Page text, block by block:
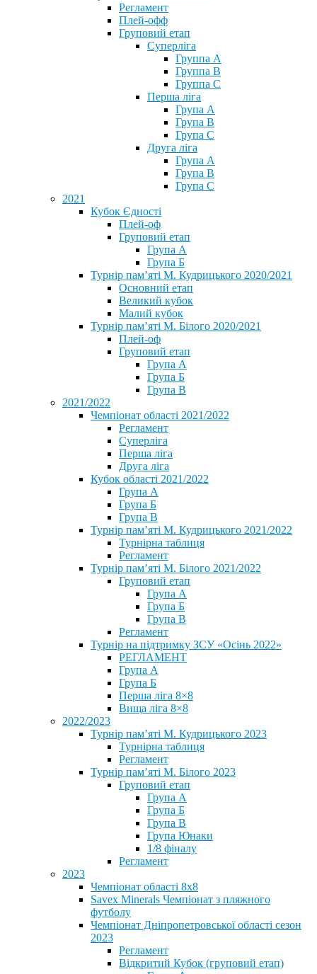
Регламент
Плей-офф
Груповий етап
Суперліга
Группа A
Группа B
Группа C
Перша ліга
Група A
Група B
Група C
Друга ліга
Група A
Група B
Група C
2021
Кубок Єдності
Плей-оф
Груповий етап
Група А
Група Б
Турнір пам’яті М. Кудрицького 2020/2021
Основний етап
Великий кубок
Малий кубок
Турнір пам’яті М. Білого 2020/2021
Плей-оф
Груповий етап
Група А
Група Б
Група В
2021/2022
Чемпіонат області 2021/2022
Регламент
Суперліга
Перша ліга
Друга ліга
Кубок області 2021/2022
Група А
Група Б
Група В
Турнір пам’яті М. Кудрицького 2021/2022
Турнірна таблиця
Регламент
Турнір пам’яті М. Білого 2021/2022
Груповий етап
Група А
Група Б
Група В
Регламент
Турнір на підтримку ЗСУ «Осінь 2022»
РЕГЛАМЕНТ
Група А
Група Б
Перша ліга 8×8
Вища ліга 8×8
2022/2023
Турнір пам’яті М. Кудрицького 2023
Турнірна таблиця
Регламент
Турнір пам’яті М. Білого 2023
Груповий етап
Група А
Група Б
Група В
Група Юнаки
1/8 фіналу
Регламент
2023
Чемпіонат області 8х8
Savex Minerals Чемпіонат з пляжного
футболу
Чемпіонат Дніпропетровської області сезон
2023
Регламент
Відкритий Кубок (груповий етап)